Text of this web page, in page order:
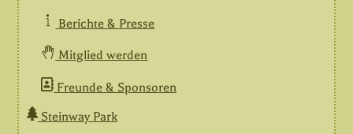
Berichte & Presse
Mitglied werden
Freunde & Sponsoren
Steinway Park